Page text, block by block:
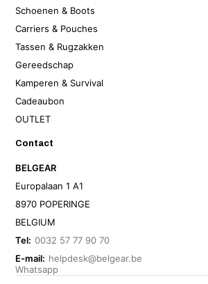
Schoenen & Boots
Carriers & Pouches
Tassen & Rugzakken
Gereedschap
Kamperen & Survival
Cadeaubon
OUTLET
Contact
BELGEAR
Europalaan 1 A1
8970 POPERINGE
BELGIUM
Tel: 0032 57 77 90 70
E-mail: helpdesk@belgear.be
Whatsapp